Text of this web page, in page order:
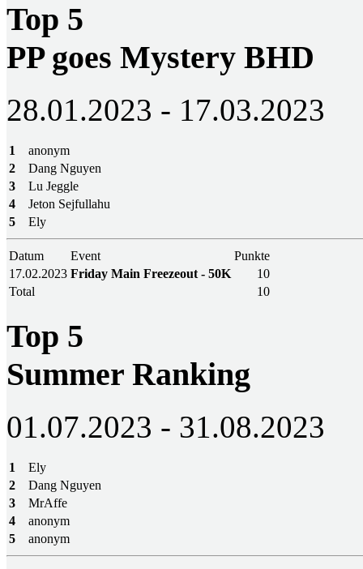
Top 5
PP goes Mystery BHD
28.01.2023 - 17.03.2023
1
anonym
2
Dang Nguyen
3
Lu Jeggle
4
Jeton Sejfullahu
5
Ely
Datum Event
Punkte
17.02.2023 Friday Main Freezeout - 50K
10
Total
10
Top 5
Summer Ranking
01.07.2023 - 31.08.2023
1
Ely
2
Dang Nguyen
3
MrAffe
4
anonym
5
anonym